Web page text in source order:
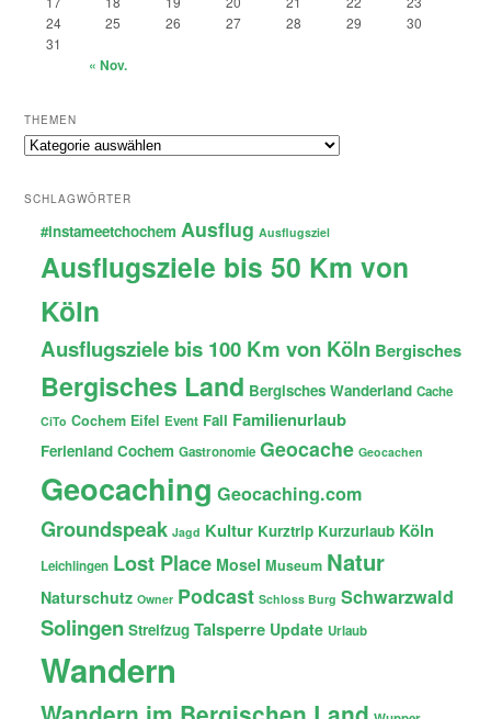
24
25 26 27 28 29
30
31
« Nov.
THEMEN
Themen
SCHLAGWÖRTER
#instameetchochem Ausflug Ausflugsziel
Ausflugsziele bis 50 Km von
Köln
Ausflugsziele bis 100 Km von Köln Bergisches
Bergisches Land Bergisches Wanderland Cache
CiTo Cochem Eifel Event Fail Familienurlaub
Ferienland Cochem Gastronomie Geocache Geocachen
Geocaching Geocaching.com
Groundspeak Jagd Kultur Kurztrip Kurzurlaub Köln
Leichlingen Lost Place Mosel Museum Natur
Naturschutz Owner Podcast Schloss Burg Schwarzwald
Solingen Streifzug Talsperre Update Urlaub
Wandern